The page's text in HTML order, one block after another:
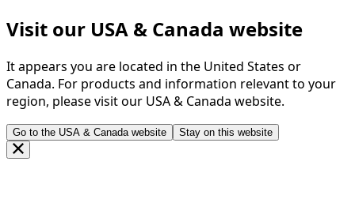
Visit our USA & Canada website
It appears you are located in the United States or
Canada. For products and information relevant to your
region, please visit our USA & Canada website.
Go to the USA & Canada website Stay on this website